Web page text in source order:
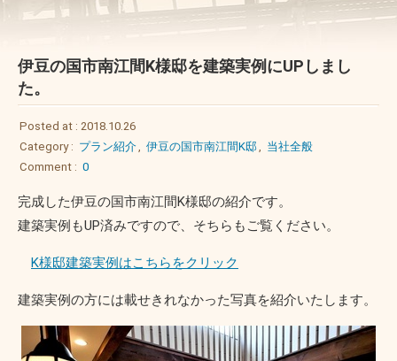
伊豆の国市南江間K様邸を建築実例にUPしまし
た。
Posted at : 2018.10.26
Category : プラン紹介, 伊豆の国市南江間K邸, 当社全般
Comment : 0
完成した伊豆の国市南江間K様邸の紹介です。
建築実例もUP済みですので、そちらもご覧ください。
K様邸建築実例はこちらをクリック
建築実例の方には載せきれなかった写真を紹介いたします。